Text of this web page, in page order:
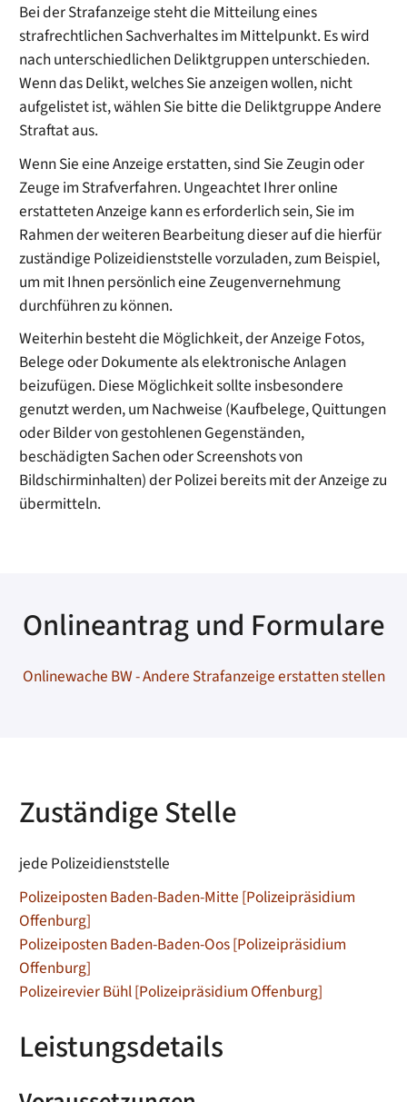
Bei der Strafanzeige steht die Mitteilung eines
strafrechtlichen Sachverhaltes im Mittelpunkt. Es wird
nach unterschiedlichen Deliktgruppen unterschieden.
Wenn das Delikt, welches Sie anzeigen wollen, nicht
aufgelistet ist, wählen Sie bitte die Deliktgruppe Andere
Straftat aus.
Wenn Sie eine Anzeige erstatten, sind Sie Zeugin oder
Zeuge im Strafverfahren. Ungeachtet Ihrer online
erstatteten Anzeige kann es erforderlich sein, Sie im
Rahmen der weiteren Bearbeitung dieser auf die hierfür
zuständige Polizeidienststelle vorzuladen, zum Beispiel,
um mit Ihnen persönlich eine Zeugenvernehmung
durchführen zu können.
Weiterhin besteht die Möglichkeit, der Anzeige Fotos,
Belege oder Dokumente als elektronische Anlagen
beizufügen. Diese Möglichkeit sollte insbesondere
genutzt werden, um Nachweise (Kaufbelege, Quittungen
oder Bilder von gestohlenen Gegenständen,
beschädigten Sachen oder Screenshots von
Bildschirminhalten) der Polizei bereits mit der Anzeige zu
übermitteln.
Onlineantrag und Formulare
Onlinewache BW - Andere Strafanzeige erstatten stellen
Zuständige Stelle
jede Polizeidienststelle
Polizeiposten Baden-Baden-Mitte [Polizeipräsidium
Offenburg]
Polizeiposten Baden-Baden-Oos [Polizeipräsidium
Offenburg]
Polizeirevier Bühl [Polizeipräsidium Offenburg]
Leistungsdetails